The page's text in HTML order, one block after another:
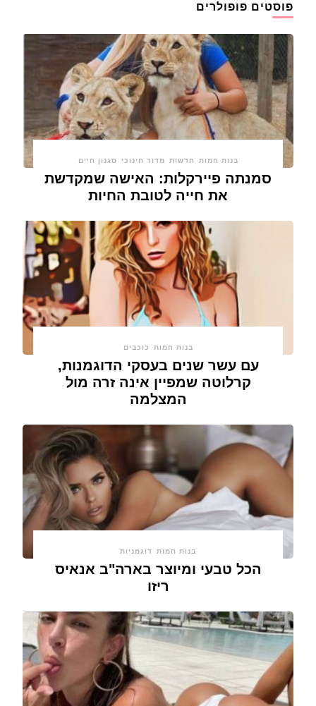
פוסטים פופולרים
בנות חמות חדשות מדור חינוכי סגנון חיים
סמנתה פיירקלות: האישה שמקדשת
את חייה לטובת החיות
בנות חמות כוכבים
עם עשר שנים בעסקי הדוגמנות,
קרלוטה שמפיין אינה זרה מול
המצלמה
בנות חמות דוגמניות
הכל טבעי ומיוצר בארה"ב אנאיס
ריזו